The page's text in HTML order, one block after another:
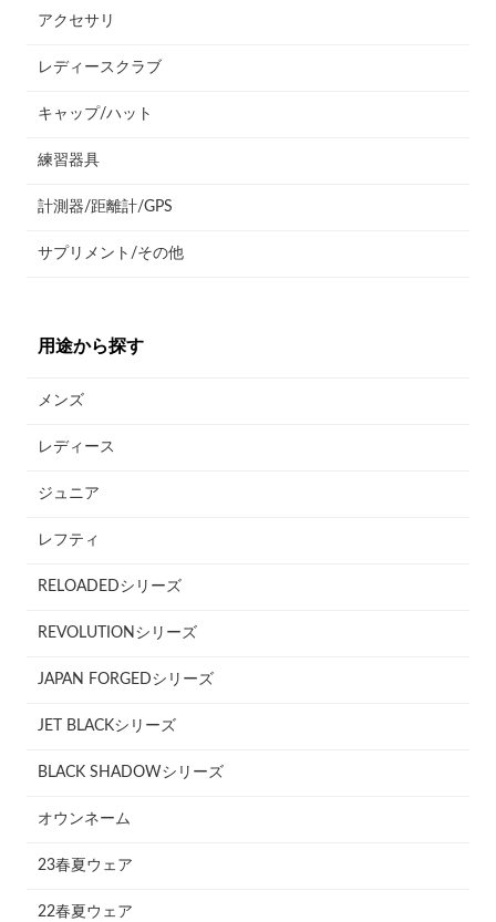
アクセサリ
レディースクラブ
キャップ/ハット
練習器具
計測器/距離計/GPS
サプリメント/その他
用途から探す
メンズ
レディース
ジュニア
レフティ
RELOADEDシリーズ
REVOLUTIONシリーズ
JAPAN FORGEDシリーズ
JET BLACKシリーズ
BLACK SHADOWシリーズ
オウンネーム
23春夏ウェア
22春夏ウェア